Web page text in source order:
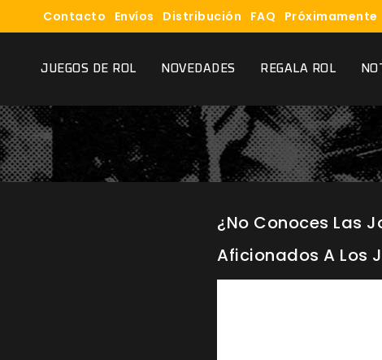
Contacto Envíos Distribución FAQ Próximamente
JUEGOS DE ROL NOVEDADES REGALA ROL
¿No Conoces Las
Aficionados A Los